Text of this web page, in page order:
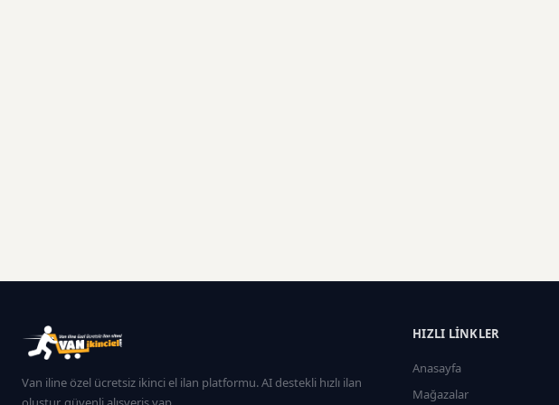
Van iline özel ücretsiz ikinci el ilan platformu. AI destekli hızlı ilan
HIZLI LINKLER
Anasayfa
Mağazalar